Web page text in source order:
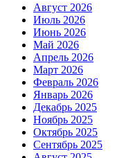
Август 2026
Июль 2026
Июнь 2026
Май 2026
Апрель 2026
Март 2026
Февраль 2026
Январь 2026
Декабрь 2025
Ноябрь 2025
Октябрь 2025
Сентябрь 2025